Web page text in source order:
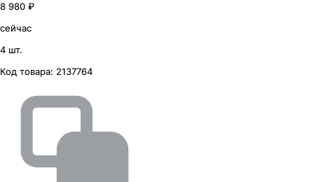
8 980 ₽
сейчас
4 шт.
Код товара: 2137764